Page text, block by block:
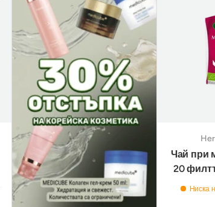
Чай при
20
Ниска